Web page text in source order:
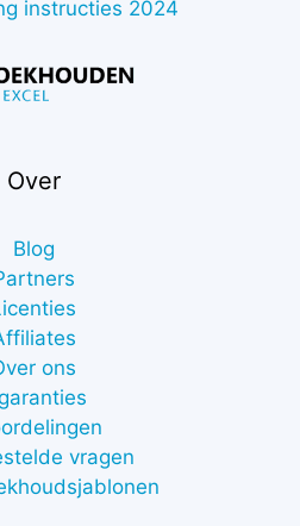
instructies 2024
Over
Blog
ons
vragen